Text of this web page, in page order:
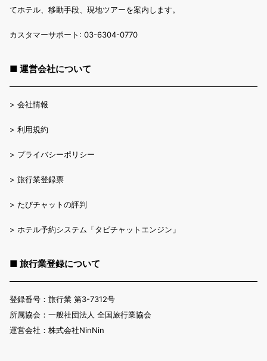
てホテル、移動手段、現地ツアーを案内します。
カスタマーサポート: 03-6304-0770
■ 運営会社について
> 会社情報
> 利用規約
> プライバシーポリシー
> 旅行業登録票
> たびチャットの評判
> ホテル予約システム「タビチャットエンジン」
■ 旅行業登録について
登録番号：旅行業 第3-7312号
所属協会：一般社団法人 全国旅行業協会
運営会社：株式会社NinNin